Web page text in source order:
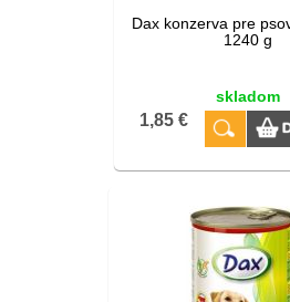
Dax konzerva pre
1240 g
skladom
1,85 €